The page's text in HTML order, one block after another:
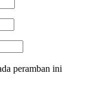
peramban ini